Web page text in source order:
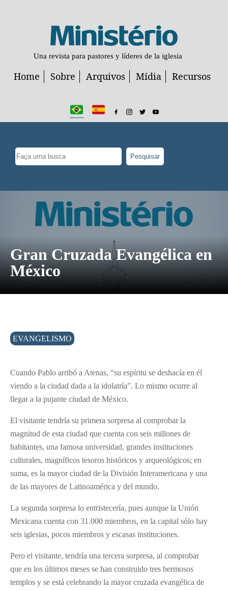
Una revista para pastores y líderes de la iglesia
Home Sobre Arquivos Mídia Recursos
Pesquisar
Gran Cruzada Evangélica en
México
EVANGELISMO
Cuando Pablo arribó a Atenas, “su espíritu se deshacía en él
viendo a la ciudad dada a la idolatría”. Lo mismo ocurre al
llegar a la pujante ciudad de México.
El visitante tendría su primera sorpresa al comprobar la
magnitud de esta ciudad que cuenta con seis millones de
habitantes, una famosa universidad, grandes instituciones
culturales, magníficos tesoros históricos y arqueológicos; en
suma, es la mayor ciudad de la División Interamericana y una
de las mayores de Latinoamérica y del mundo.
La segunda sorpresa lo entristecería, pues aunque la Unión
Mexicana cuenta con 31.000 miembros, en la capital sólo hay
seis iglesias, pocos miembros y escasas instituciones.
Pero el visitante, tendría una tercera sorpresa, al comprobar
que en los últimos meses se han construido tres hermosos
templos y se está celebrando la mayor cruzada evangélica de